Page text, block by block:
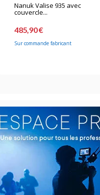
Nanuk Valise 935 avec
couvercle...
485,90 €
Sur commande fabricant